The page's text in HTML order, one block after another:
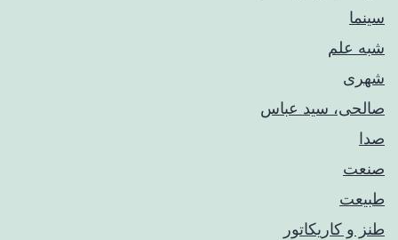
سینما
شبه علم
شهری
صالحی، سید عباس
صدا
صنعت
طبیعت
طنز و کاریکاتور